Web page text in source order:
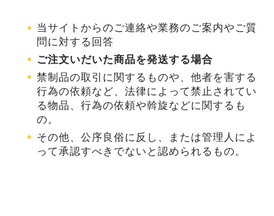
当サイトからのご連絡や業務のご案内やご質
問に対する回答
ご注文いだいた商品を発送する場合
禁制品の取引に関するものや、他者を害する
行為の依頼など、法律によって禁止されてい
る物品、行為の依頼や斡旋などに関するも
の。
その他、公序良俗に反し、または管理人によ
って承認すべきでないと認められるもの。